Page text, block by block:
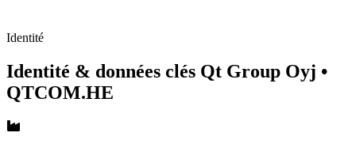
Identité
Identité & données clés Qt Group Oyj •
QTCOM.HE